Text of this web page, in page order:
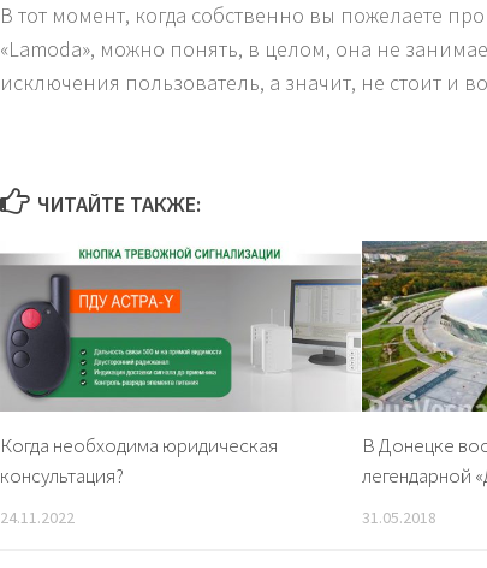
В тот момент, когда собственно вы пожелаете
«Lamoda», можно понять, в целом, она не
исключения пользователь, а значит, не стоит и
ЧИТАЙТЕ ТАКЖЕ:
Когда необходима юридическая
консультация?
24.11.2022
В Донецке
легендарной
31.05.2018